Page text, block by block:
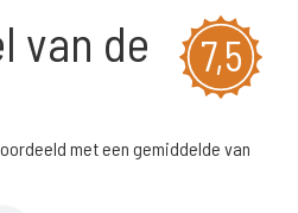
7,5
van de
met een gemiddelde van